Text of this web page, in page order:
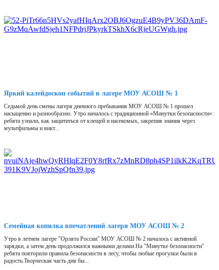
Яркий калейдоскоп событий в лагере МОУ АСОШ № 1
Седьмой день смены лагеря дневного пребывания МОУ АСОШ № 1 прошел
насыщенно и разнообразно. Утро началось с традиционной «Минутки безопасности»:
ребята узнали, как защититься от клещей и насекомых, закрепив знания через
мультфильмы и викт...
Семейная копилка впечатлений лагеря МОУ АСОШ № 2
Утро в летнем лагере "Орлята России" МОУ АСОШ № 2 началось с активной
зарядки, а затем день продолжился важными делами.На "Минутке безопасности"
ребята повторили правила безопасности в лесу, чтобы любые прогулки были в
радость.Творческая часть дня бы...